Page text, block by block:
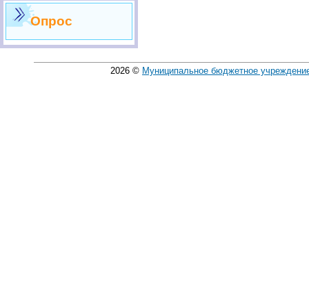
Опрос
2026 © Муниципальное бюджетное